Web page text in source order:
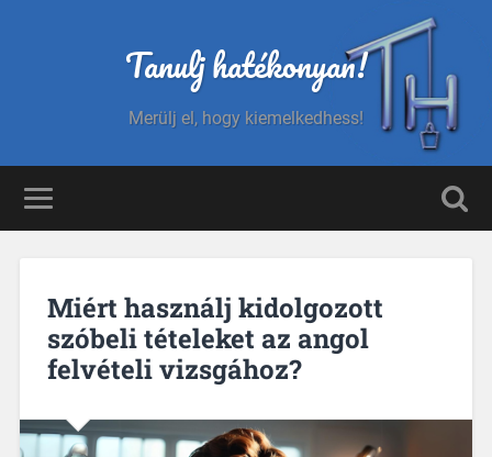
Tanulj hatékonyan!
Merülj el, hogy kiemelkedhess!
Miért használj kidolgozott
szóbeli tételeket az angol
felvételi vizsgához?